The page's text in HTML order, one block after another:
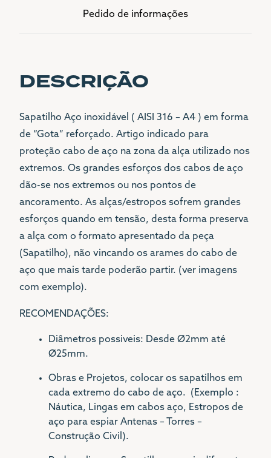
Pedido de informações
DESCRIÇÃO
Sapatilho Aço inoxidável ( AISI 316 – A4 ) em forma
de “Gota” reforçado. Artigo indicado para
proteção cabo de aço na zona da alça utilizado nos
extremos. Os grandes esforços dos cabos de aço
dão-se nos extremos ou nos pontos de
ancoramento. As alças/estropos sofrem grandes
esforços quando em tensão, desta forma preserva
a alça com o formato apresentado da peça
(Sapatilho), não vincando os arames do cabo de
aço que mais tarde poderão partir. (ver imagens
com exemplo).
RECOMENDAÇÕES:
Diâmetros possiveis: Desde Ø2mm até
Ø25mm.
Obras e Projetos, colocar os sapatilhos em
cada extremo do cabo de aço. (Exemplo :
Náutica, Lingas em cabos aço, Estropos de
aço para espiar Antenas – Torres –
Construção Civil).